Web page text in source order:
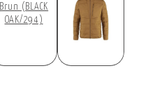
Brun (BLACK
OAK/294)